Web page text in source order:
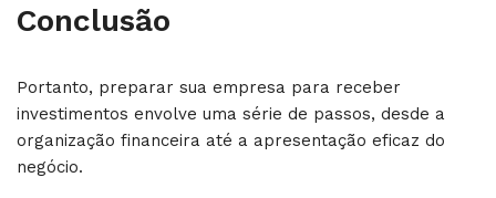
Conclusão
Portanto, preparar sua empresa para receber
investimentos envolve uma série de passos, desde a
organização financeira até a apresentação eficaz do
negócio.